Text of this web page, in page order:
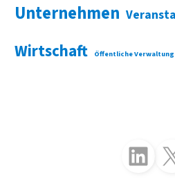
Unternehmen
Wirtschaft Öffentliche Verwaltung
Folgen Sie uns auf